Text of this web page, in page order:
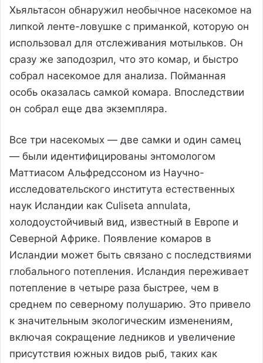
Хьяльтасон обнаружил необычное насекомое на
липкой ленте-ловушке с приманкой, которую он
использовал для отслеживания мотыльков. Он
сразу же заподозрил, что это комар, и быстро
собрал насекомое для анализа. Пойманная
особь оказалась самкой комара. Впоследствии
он собрал еще два экземпляра.
Все три насекомых — две самки и один самец
— были идентифицированы энтомологом
Маттиасом Альфредссоном из Научно-
исследовательского института естественных
наук Исландии как Culiseta annulata,
холодоустойчивый вид, известный в Европе и
Северной Африке. Появление комаров в
Исландии может быть связано с последствиями
глобального потепления. Исландия переживает
потепление в четыре раза быстрее, чем в
среднем по северному полушарию. Это привело
к значительным экологическим изменениям,
включая сокращение ледников и увеличение
присутствия южных видов рыб, таких как